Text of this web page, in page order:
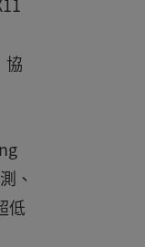
協
、
低